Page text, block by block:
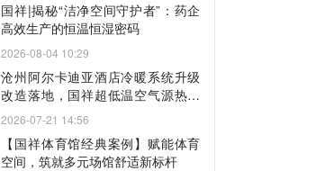
国祥|揭秘“洁净空间守护者”：药企
高效生产的恒温恒湿密码
2026-08-04 10:29
沧州阿尔卡迪亚酒店冷暖系统升级
改造落地，国祥超低温空气源热泵
焕新绿色动能！
2026-07-21 14:56
【国祥体育馆经典案例】赋能体育
空间，筑就多元场馆舒适新标杆